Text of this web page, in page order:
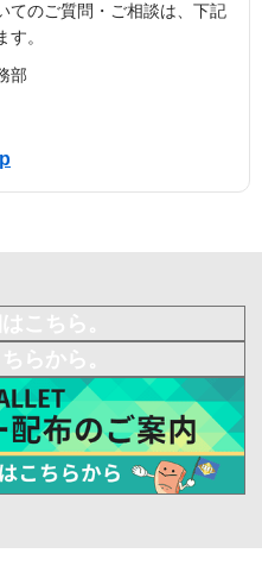
てのご質問・ご相談は、下記
。
部